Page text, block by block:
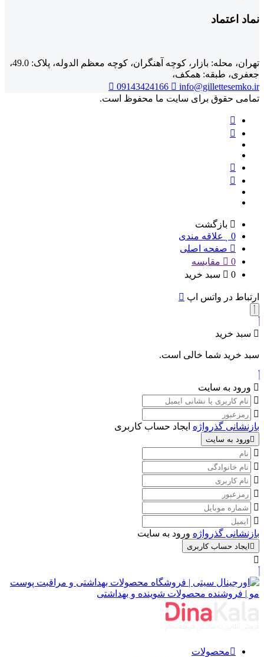
نماد اعتماد
تهران، محله: بازار، کوچه آهنگران، کوچه معظم الدوله، پلاک: 49.0،
جعفری، طبقه: همکف،
09143424166
info@gillettesemko.ir
تمامی حقوق برای سایت ما محفوظ است.
بازگشت
0
علاقه مندی
صفحه اصلی
0
مقایسه
0
سبد خرید
ارتباط در واتس اپ
سبد خرید
سبد خرید شما خالی است.
ورود به سایت
بازنشانی گذرواژه ایجاد حساب کاربری
ورود به سایت
بازنشانی گذرواژه ورود به سایت
ایجاد حساب کاربری
محصولات